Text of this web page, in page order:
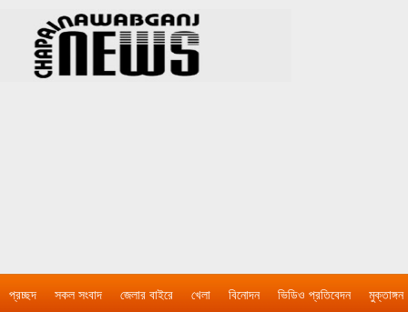
প্রচ্ছদ সকল সংবাদ জেলার বাইরে খেলা বিনোদন ভিডিও প্রতিবেদন মুক্তাঙ্গন